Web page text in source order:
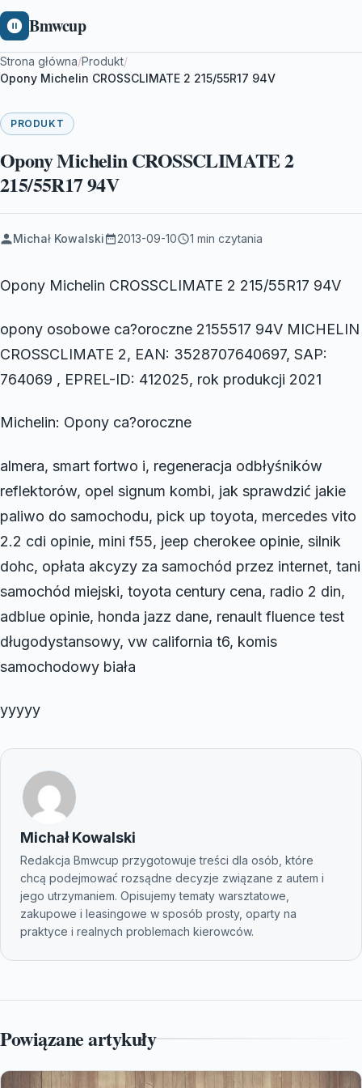
Bmwcup
Strona główna/Produkt/
Opony Michelin CROSSCLIMATE 2 215/55R17 94V
PRODUKT
Opony Michelin CROSSCLIMATE 2
215/55R17 94V
Michał Kowalski 2013-09-10 1 min czytania
Opony Michelin CROSSCLIMATE 2 215/55R17 94V
opony osobowe ca?oroczne 2155517 94V MICHELIN
CROSSCLIMATE 2, EAN: 3528707640697, SAP:
764069 , EPREL-ID: 412025, rok produkcji 2021
Michelin: Opony ca?oroczne
almera, smart fortwo i, regeneracja odbłyśników
reflektorów, opel signum kombi, jak sprawdzić jakie
paliwo do samochodu, pick up toyota, mercedes vito
2.2 cdi opinie, mini f55, jeep cherokee opinie, silnik
dohc, opłata akcyzy za samochód przez internet, tani
samochód miejski, toyota century cena, radio 2 din,
adblue opinie, honda jazz dane, renault fluence test
długodystansowy, vw california t6, komis
samochodowy biała
yyyyy
Michał Kowalski
Redakcja Bmwcup przygotowuje treści dla osób, które
chcą podejmować rozsądne decyzje związane z autem i
jego utrzymaniem. Opisujemy tematy warsztatowe,
zakupowe i leasingowe w sposób prosty, oparty na
praktyce i realnych problemach kierowców.
Powiązane artykuły